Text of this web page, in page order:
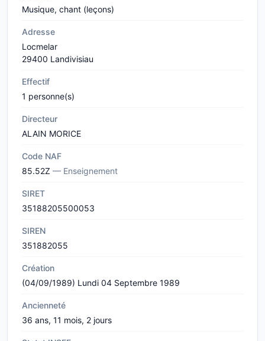
Musique, chant (leçons)
Adresse
Locmelar
29400 Landivisiau
Effectif
1 personne(s)
Directeur
ALAIN MORICE
Code NAF
85.52Z — Enseignement
SIRET
35188205500053
SIREN
351882055
Création
(04/09/1989) Lundi 04 Septembre 1989
Ancienneté
36 ans, 11 mois, 2 jours